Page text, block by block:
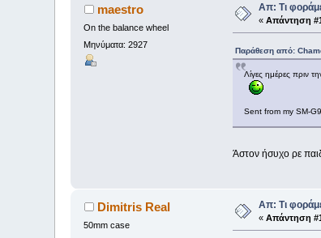
maestro
On the balance wheel
Μηνύματα: 2927
Απ: Τι
«Απάντηση
Παράθεση από:
Λίγες ημέρες πριν
Sent from my SM-
Άστον ήσυχο ρε
Dimitris Real
50mm case
Απ: Τι
«Απάντηση